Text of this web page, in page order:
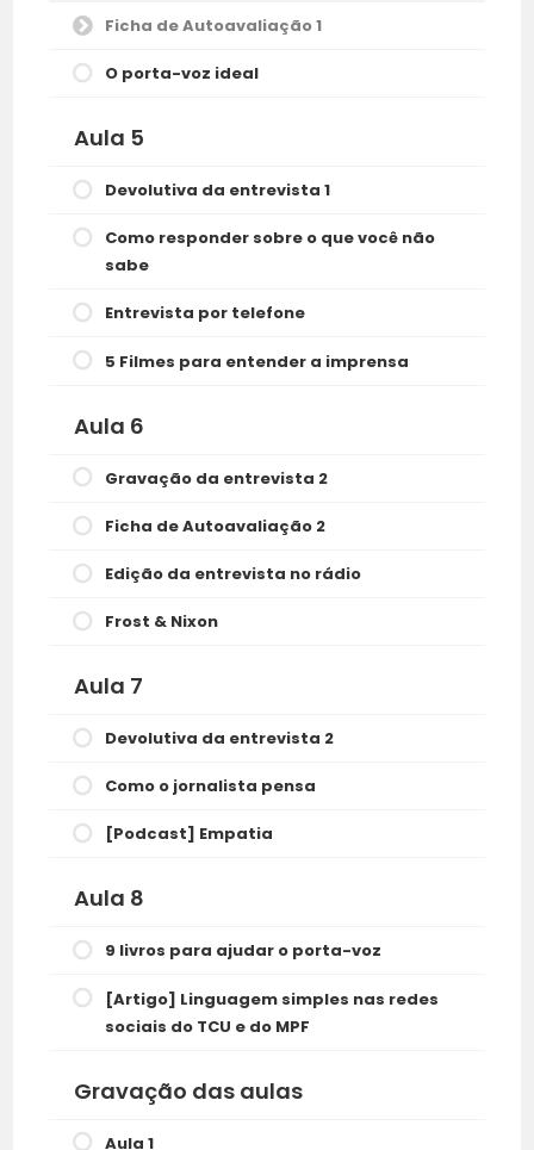
Ficha de Autoavaliação 1
O porta-voz ideal
Aula 5
Devolutiva da entrevista 1
Como responder sobre o que você não
sabe
Entrevista por telefone
5 Filmes para entender a imprensa
Aula 6
Gravação da entrevista 2
Ficha de Autoavaliação 2
Edição da entrevista no rádio
Frost & Nixon
Aula 7
Devolutiva da entrevista 2
Como o jornalista pensa
[Podcast] Empatia
Aula 8
9 livros para ajudar o porta-voz
[Artigo] Linguagem simples nas redes
sociais do TCU e do MPF
Gravação das aulas
Aula 1